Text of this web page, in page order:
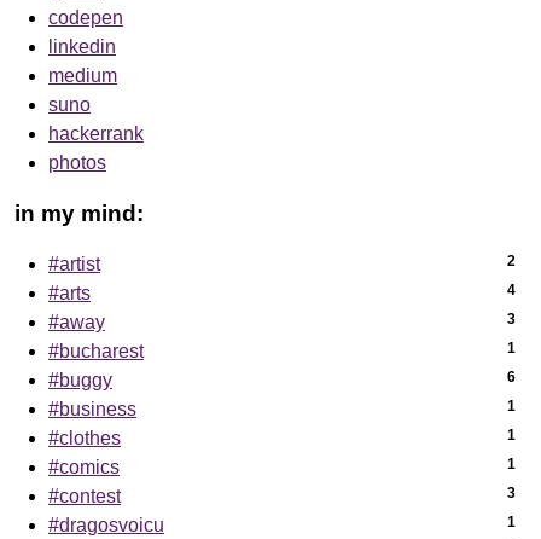
codepen
linkedin
medium
suno
hackerrank
photos
in my mind:
#artist 2
#arts 4
#away 3
#bucharest 1
#buggy 6
#business 1
#clothes 1
#comics 1
#contest 3
#dragosvoicu 1